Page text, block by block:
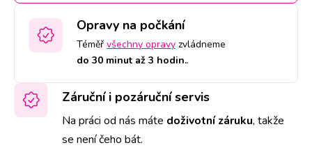
Opravy na počkání
Téměř všechny opravy zvládneme
do 30 minut až 3 hodin..
Záruční i pozáruční servis
Na práci od nás máte doživotní záruku, takže
se není čeho bát.